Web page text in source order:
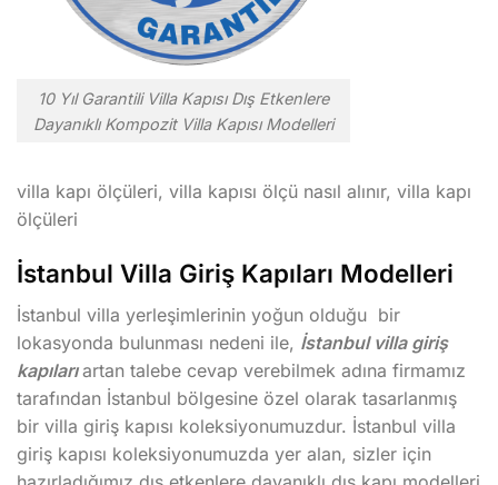
10 Yıl Garantili Villa Kapısı Dış Etkenlere
Dayanıklı Kompozit Villa Kapısı Modelleri
villa kapı ölçüleri, villa kapısı ölçü nasıl alınır, villa kapı
ölçüleri
İstanbul Villa Giriş Kapıları Modelleri
İstanbul villa yerleşimlerinin yoğun olduğu bir
lokasyonda bulunması nedeni ile, İstanbul villa giriş
kapılarıartan talebe cevap verebilmek adına firmamız
tarafından İstanbul bölgesine özel olarak tasarlanmış
bir villa giriş kapısı koleksiyonumuzdur. İstanbul villa
giriş kapısı koleksiyonumuzda yer alan, sizler için